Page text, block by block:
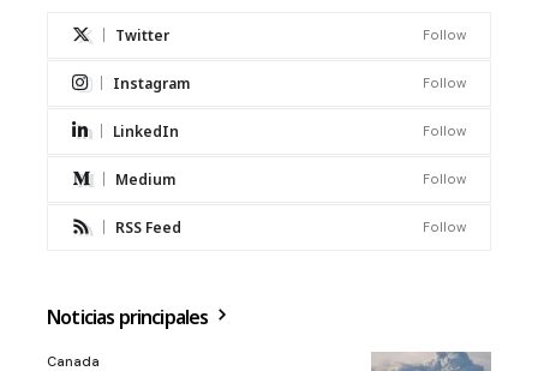
Twitter Follow
Instagram Follow
LinkedIn Follow
Medium Follow
RSS Feed Follow
Noticias principales
Canada